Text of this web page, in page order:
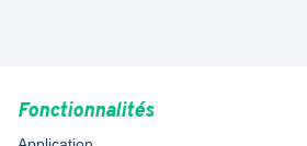
Fonctionnalités